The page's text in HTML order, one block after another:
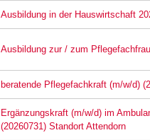
Ausbildung in der Hauswirtschaft
Ausbildung zur / zum
beratende Pflegefachkraft (m/w/d)
Ergänzungskraft (m/w/d) im
(20260731) Standort Attendorn